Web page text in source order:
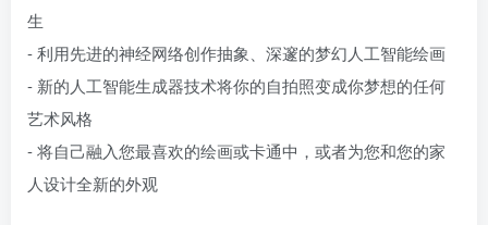
生
- 利用先进的神经网络创作抽象、深邃的梦幻人工智能绘画
- 新的人工智能生成器技术将你的自拍照变成你梦想的任何
艺术风格
- 将自己融入您最喜欢的绘画或卡通中，或者为您和您的家
人设计全新的外观